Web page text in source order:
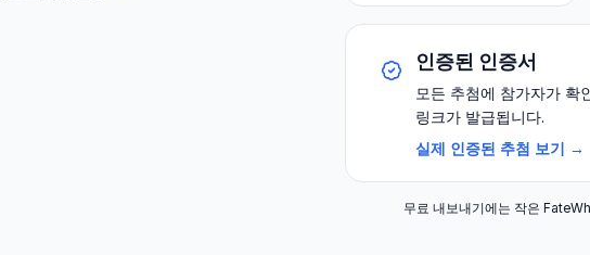
인증된 인증서
모든 추첨에 참가자가 확
링크가 발급됩니다.
실제 인증된 추첨 보기 →
무료 내보내기에는 작은